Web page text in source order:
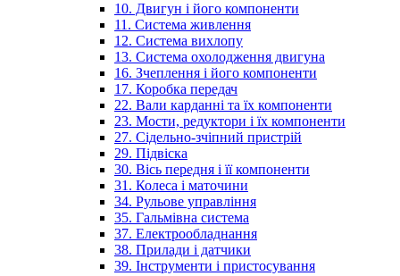
10. Двигун і його компоненти
11. Система живлення
12. Система вихлопу
13. Система охолодження двигуна
16. Зчеплення і його компоненти
17. Коробка передач
22. Вали карданні та їх компоненти
23. Мости, редуктори і їх компоненти
27. Сідельно-зчіпний пристрій
29. Підвіска
30. Вісь передня і її компоненти
31. Колеса і маточини
34. Рульове управління
35. Гальмівна система
37. Електрообладнання
38. Прилади і датчики
39. Інструменти і пристосування